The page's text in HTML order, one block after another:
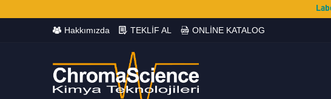
Hakkımızda TEKLİF AL ONLİNE KATALOG